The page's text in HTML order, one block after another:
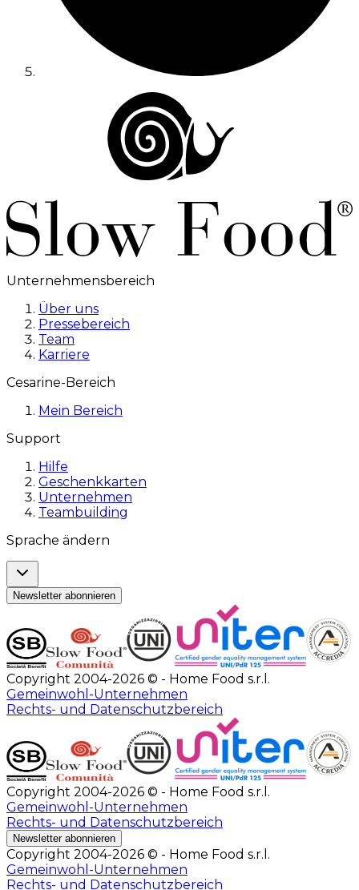
Unternehmensbereich
Pressebereich
Mein Bereich
Support
Hilfe
Unternehmen
Teambuilding
Sprache ändern
Newsletter abonnieren
Copyright 2004-2026 © - Home Food s.r.l.
Gemeinwohl-Unternehmen
Rechts- und Datenschutzbereich
Copyright 2004-2026 © - Home Food s.r.l.
Gemeinwohl-Unternehmen
Rechts- und Datenschutzbereich
Copyright 2004-2026 © - Home Food s.r.l.
Gemeinwohl-Unternehmen
Rechts- und Datenschutzbereich
UnternehmensbereichCesarine-Bereich Support Info und Support
Newsletter abonnieren